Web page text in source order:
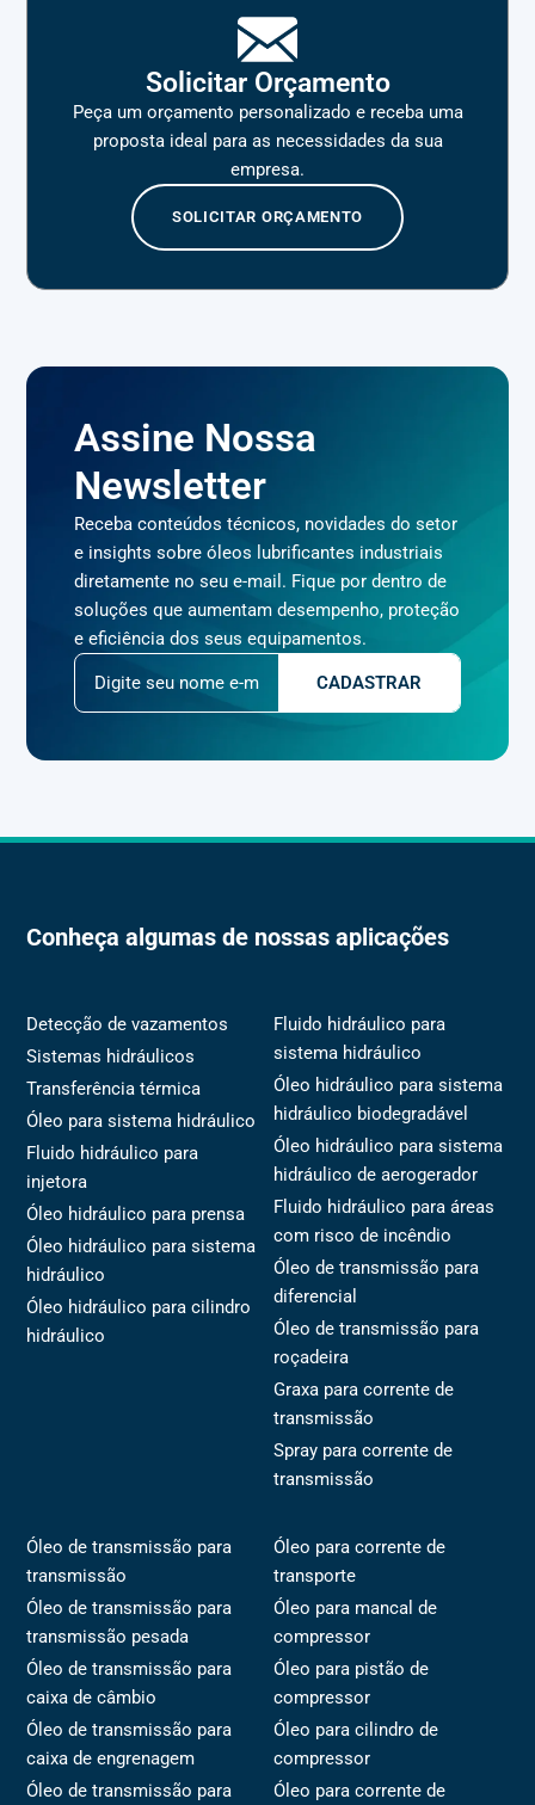
Solicitar Orçamento
Peça um orçamento personalizado e receba uma
proposta ideal para as necessidades da sua
empresa.
SOLICITAR ORÇAMENTO
Assine Nossa
Newsletter
Receba conteúdos técnicos, novidades do setor
e insights sobre óleos lubrificantes industriais
diretamente no seu e-mail. Fique por dentro de
soluções que aumentam desempenho, proteção
e eficiência dos seus equipamentos.
Conheça algumas de nossas aplicações
Detecção de vazamentos
Sistemas hidráulicos
Transferência térmica
Óleo para sistema hidráulico
Fluido hidráulico para
injetora
Óleo hidráulico para prensa
Óleo hidráulico para sistema
hidráulico
Óleo hidráulico para cilindro
hidráulico
Fluido hidráulico para
sistema hidráulico
Óleo hidráulico para sistema
hidráulico biodegradável
Óleo hidráulico para sistema
hidráulico de aerogerador
Fluido hidráulico para áreas
com risco de incêndio
Óleo de transmissão para
diferencial
Óleo de transmissão para
roçadeira
Graxa para corrente de
transmissão
Spray para corrente de
transmissão
Óleo de transmissão para
transmissão
Óleo de transmissão para
transmissão pesada
Óleo de transmissão para
caixa de câmbio
Óleo de transmissão para
caixa de engrenagem
Óleo de transmissão para
Óleo para corrente de
transporte
Óleo para mancal de
compressor
Óleo para pistão de
compressor
Óleo para cilindro de
compressor
Óleo para corrente de